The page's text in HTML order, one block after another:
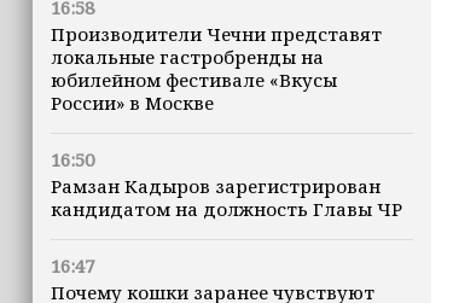
16:58
Производители Чечни представят
локальные гастробренды на
юбилейном фестивале «Вкусы
России» в Москве
16:50
Рамзан Кадыров зарегистрирован
кандидатом на должность Главы ЧР
16:47
Почему кошки заранее чувствуют